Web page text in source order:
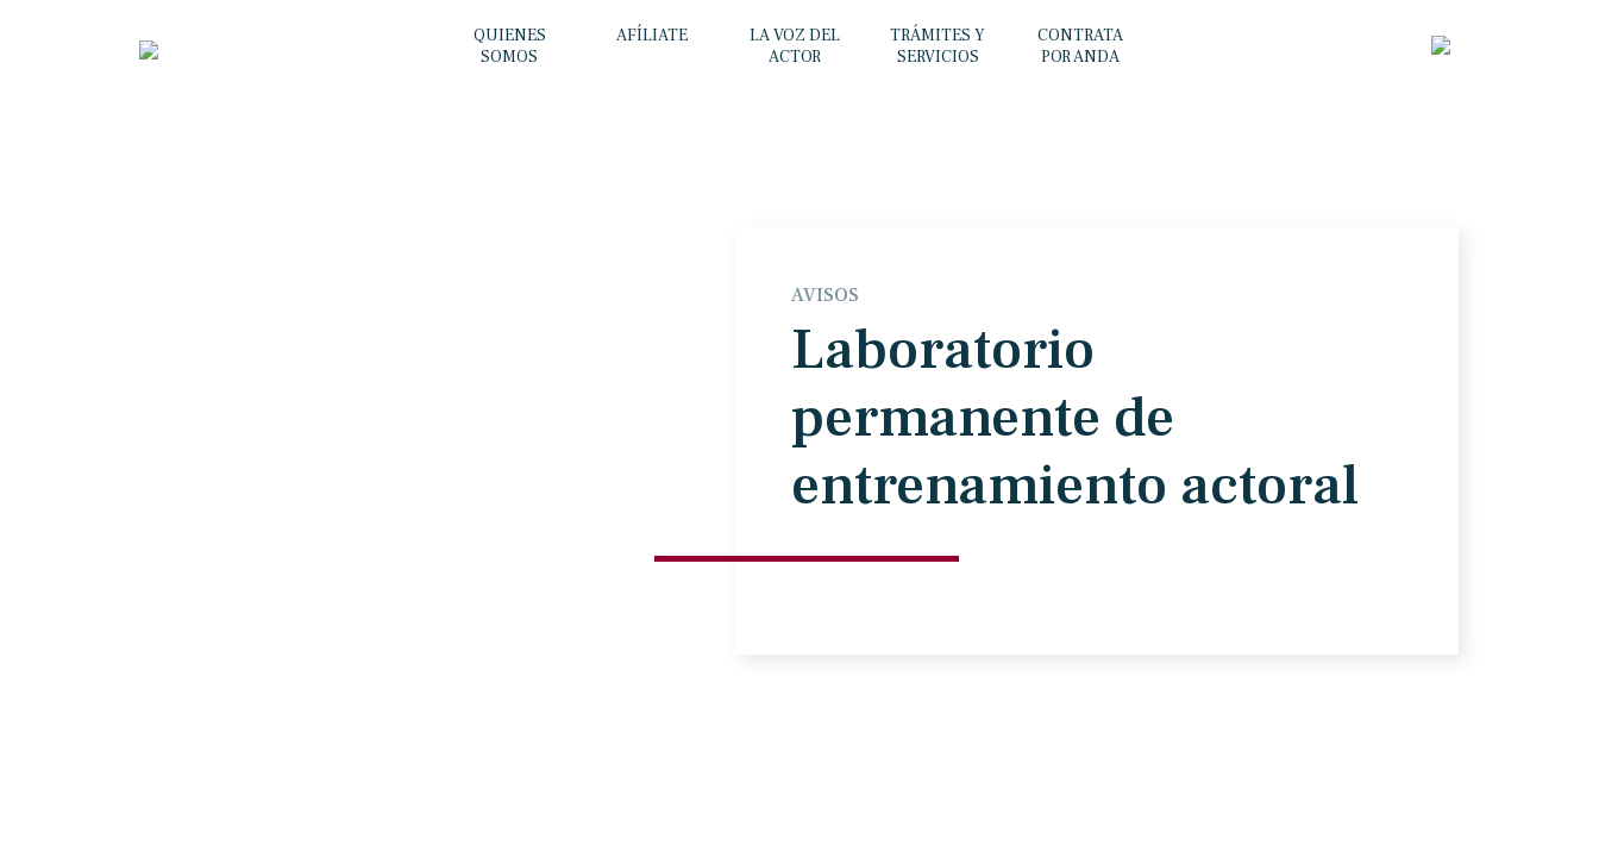
QUIENES
SOMOS
AFÍLIATE
LA VOZ DEL
ACTOR
TRÁMITES Y
SERVICIOS
CONTRATA
POR ANDA
AVISOS
Laboratorio
permanente de
entrenamiento actoral